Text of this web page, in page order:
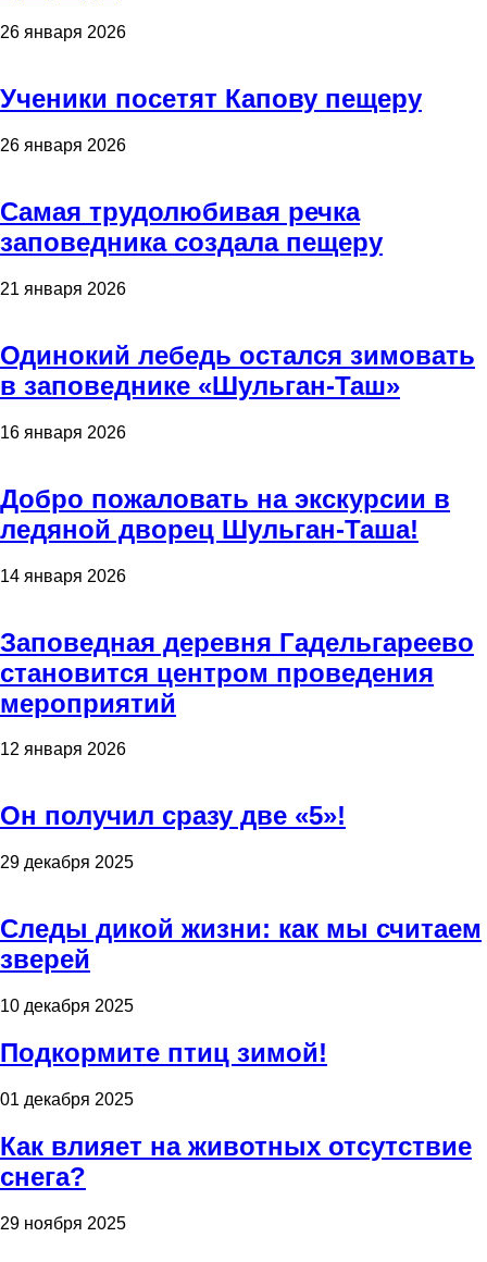
26 января 2026
Ученики посетят Капову пещеру
26 января 2026
Самая трудолюбивая речка
заповедника создала пещеру
21 января 2026
Одинокий лебедь остался зимовать
в заповеднике «Шульган-Таш»
16 января 2026
Добро пожаловать на экскурсии в
ледяной дворец Шульган-Таша!
14 января 2026
Заповедная деревня Гадельгареево
становится центром проведения
мероприятий
12 января 2026
Он получил сразу две «5»!
29 декабря 2025
Следы дикой жизни: как мы считаем
зверей
10 декабря 2025
Подкормите птиц зимой!
01 декабря 2025
Как влияет на животных отсутствие
снега?
29 ноября 2025